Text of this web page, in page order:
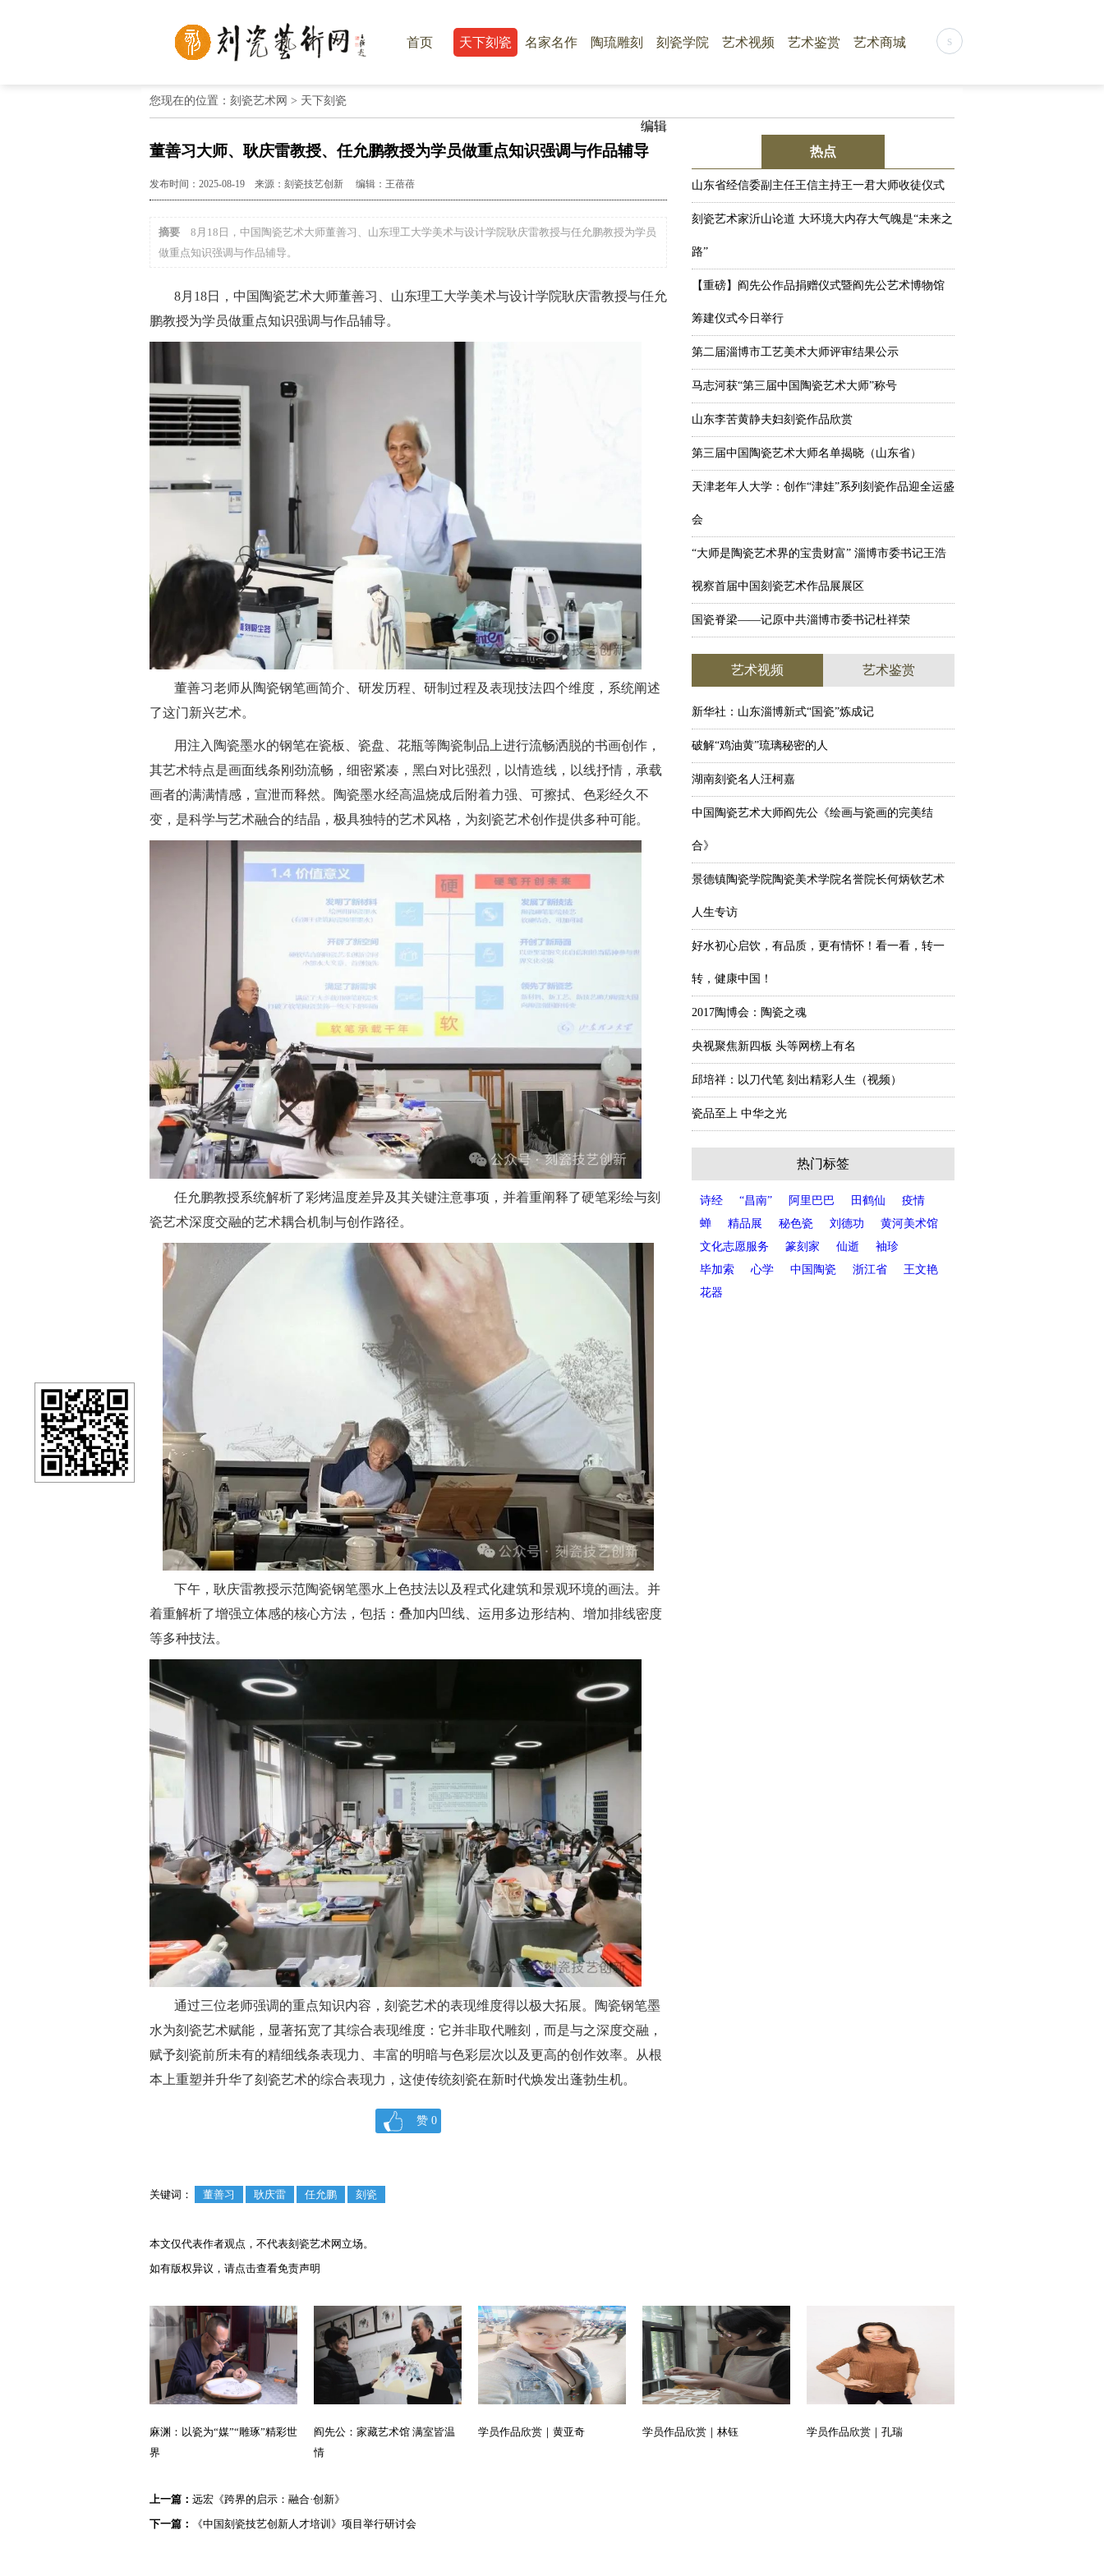
首页 天下刻瓷 名家名作 陶琉雕刻 刻瓷学院 艺术视频 艺术鉴赏 艺术商城 s
您现在的位置：刻瓷艺术网 > 天下刻瓷
编辑
董善习大师、耿庆雷教授、任允鹏教授为学员做重点知识强调与作品辅导
发布时间：2025-08-19 来源：刻瓷技艺创新 编辑：王蓓蓓
摘要 8月18日，中国陶瓷艺术大师董善习、山东理工大学美术与设计学院耿庆雷教授与任允鹏教授为学员
做重点知识强调与作品辅导。
8月18日，中国陶瓷艺术大师董善习、山东理工大学美术与设计学院耿庆雷教授与任允
鹏教授为学员做重点知识强调与作品辅导。
董善习老师从陶瓷钢笔画简介、研发历程、研制过程及表现技法四个维度，系统阐述
了这门新兴艺术。
用注入陶瓷墨水的钢笔在瓷板、瓷盘、花瓶等陶瓷制品上进行流畅洒脱的书画创作，
其艺术特点是画面线条刚劲流畅，细密紧凑，黑白对比强烈，以情造线，以线抒情，承载
画者的满满情感，宣泄而释然。陶瓷墨水经高温烧成后附着力强、可擦拭、色彩经久不
变，是科学与艺术融合的结晶，极具独特的艺术风格，为刻瓷艺术创作提供多种可能。
任允鹏教授系统解析了彩烤温度差异及其关键注意事项，并着重阐释了硬笔彩绘与刻
瓷艺术深度交融的艺术耦合机制与创作路径。
下午，耿庆雷教授示范陶瓷钢笔墨水上色技法以及程式化建筑和景观环境的画法。并
着重解析了增强立体感的核心方法，包括：叠加内凹线、运用多边形结构 、增加排线密度
等多种技法。
通过三位老师强调的重点知识内容，刻瓷艺术的表现维度得以极大拓展。陶瓷钢笔墨
水为刻瓷艺术赋能，显著拓宽了其综合表现维度：它并非取代雕刻，而是与之深度交融，
赋予刻瓷前所未有的精细线条表现力、丰富的明暗与色彩层次以及更高的创作效率。从根
本上重塑并升华了刻瓷艺术的综合表现力，这使传统刻瓷在新时代焕发出蓬勃生机。
赞 0
热点
山东省经信委副主任王信主持王一君大师收徒仪式
刻瓷艺术家沂山论道 大环境大内存大气魄是“未来之
路”
【重磅】阎先公作品捐赠仪式暨阎先公艺术博物馆
筹建仪式今日举行
第二届淄博市工艺美术大师评审结果公示
马志河获“第三届中国陶瓷艺术大师”称号
山东李苦黄静夫妇刻瓷作品欣赏
第三届中国陶瓷艺术大师名单揭晓（山东省）
天津老年人大学：创作“津娃”系列刻瓷作品迎全运盛
会
“大师是陶瓷艺术界的宝贵财富” 淄博市委书记王浩
视察首届中国刻瓷艺术作品展展区
国瓷脊梁——记原中共淄博市委书记杜祥荣
艺术视频 艺术鉴赏
新华社：山东淄博新式“国瓷”炼成记
破解“鸡油黄”琉璃秘密的人
湖南刻瓷名人汪柯嘉
中国陶瓷艺术大师阎先公《绘画与瓷画的完美结
合》
景德镇陶瓷学院陶瓷美术学院名誉院长何炳钦艺术
人生专访
好水初心启饮，有品质，更有情怀！看一看，转一
转，健康中国！
2017陶博会：陶瓷之魂
央视聚焦新四板 头等网榜上有名
邱培祥：以刀代笔 刻出精彩人生（视频）
瓷品至上 中华之光
热门标签
诗经 “昌南” 阿里巴巴 田鹤仙
疫情
蝉
精品展 秘色瓷 刘德功
黄河美术馆
文化志愿服务
篆刻家 仙逝
袖珍
毕加索
心学 中国陶瓷 浙江省
王文艳
花器
关键词： 董善习 耿庆雷 任允鹏 刻瓷
本文仅代表作者观点，不代表刻瓷艺术网立场。
如有版权异议，请点击查看免责声明
麻渊：以瓷为“媒”“雕琢”精彩世
界
阎先公：家藏艺术馆 满室皆温
情
学员作品欣赏｜黄亚奇 学员作品欣赏｜林钰 学员作品欣赏｜孔瑞
上一篇： 远宏《跨界的启示：融合·创新》
下一篇：
《中国刻瓷技艺创新人才培训》项目举行研讨会